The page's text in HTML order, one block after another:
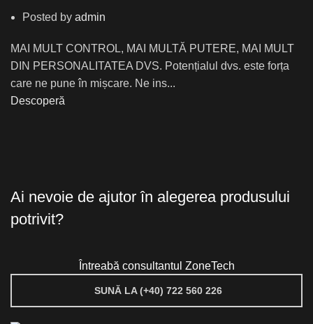
Posted by admin
MAI MULT CONTROL, MAI MULTĂ PUTERE, MAI MULT
DIN PERSONALITATEA DVS. Potențialul dvs. este forța
care ne pune în mișcare. Ne ins...
Descoperă
Ai nevoie de ajutor în alegerea produsului
potrivit?
Întreabă consultantul ZoneTech
SUNĂ LA (+40) 722 560 226